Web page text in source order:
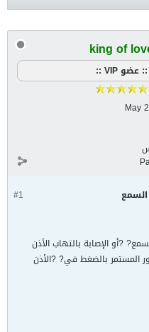
king of
:: عضو VIP ::
May
#1
?أو الإصابة بالتهاب الأذن
المستمر بالضغط في? ?الأذن